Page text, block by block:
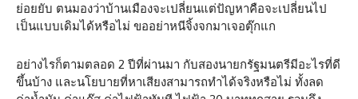
ย่อยยับ ตนมองว่าบ้านเมืองจะเปลี่ยนแต่ปัญหาคือจะเปลี่ยนไป
เป็นแบบเดิมได้หรือไม่ ขออย่าหนีจิ้งจกมาเจอตุ๊กแก
อย่างไรก็ตามตลอด 2 ปีที่ผ่านมา กับสองนายกรัฐมนตรีมีอะไรที่ดี
ขึ้นบ้าง และนโยบายที่หาเสียงสามารถทำได้จริงหรือไม่ ทั้งลด